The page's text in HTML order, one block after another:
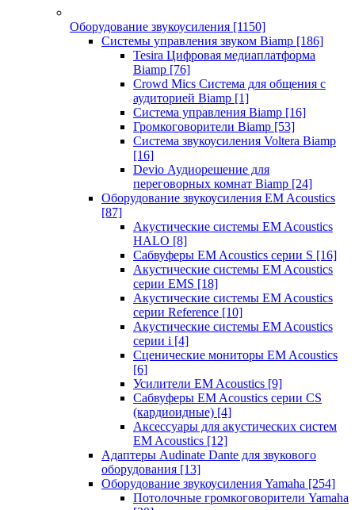
Оборудование звукоусиления [1150]
Системы управления звуком Biamp [186]
Tesira Цифровая медиаплатформа
Biamp [76]
Crowd Mics Система для общения с
аудиторией Biamp [1]
Система управления Biamp [16]
Громкоговорители Biamp [53]
Система звукоусиления Voltera Biamp
[16]
Devio Аудиорешение для
переговорных комнат Biamp [24]
Оборудование звукоусиления EM Acoustics
[87]
Акустические системы EM Acoustics
HALO [8]
Сабвуферы EM Acoustics серии S [16]
Акустические системы EM Acoustics
серии EMS [18]
Акустические системы EM Acoustics
серии Reference [10]
Акустические системы EM Acoustics
серии i [4]
Сценические мониторы EM Acoustics
[6]
Усилители EM Acoustics [9]
Сабвуферы EM Acoustics серии CS
(кардиоидные) [4]
Аксессуары для акустических систем
EM Acoustics [12]
Адаптеры Audinate Dante для звукового
оборудования [13]
Оборудование звукоусиления Yamaha [254]
Потолочные громкоговорители Yamaha